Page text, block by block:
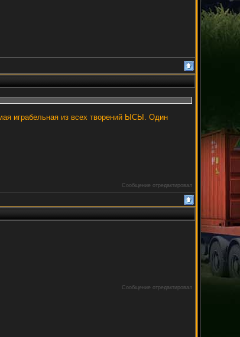
играбельная из всех творений ЫСЫ. Один
Сообщение отредактировал
Сообщение отредактировал